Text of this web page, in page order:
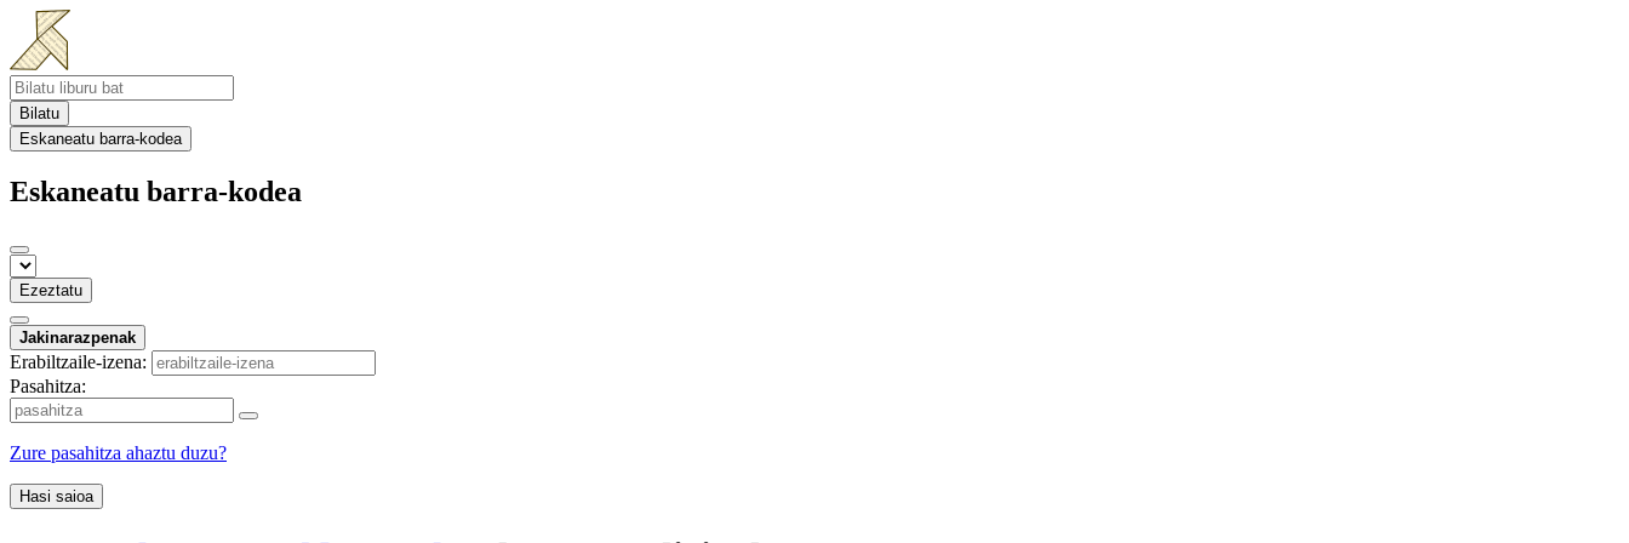
Bilatu
Eskaneatu barra-kodea
Eskaneatu barra-kodea
Ezeztatu
Jakinarazpenak
Erabiltzaile-izena:
Pasahitza:
Zure pasahitza ahaztu duzu?
Hasi saioa